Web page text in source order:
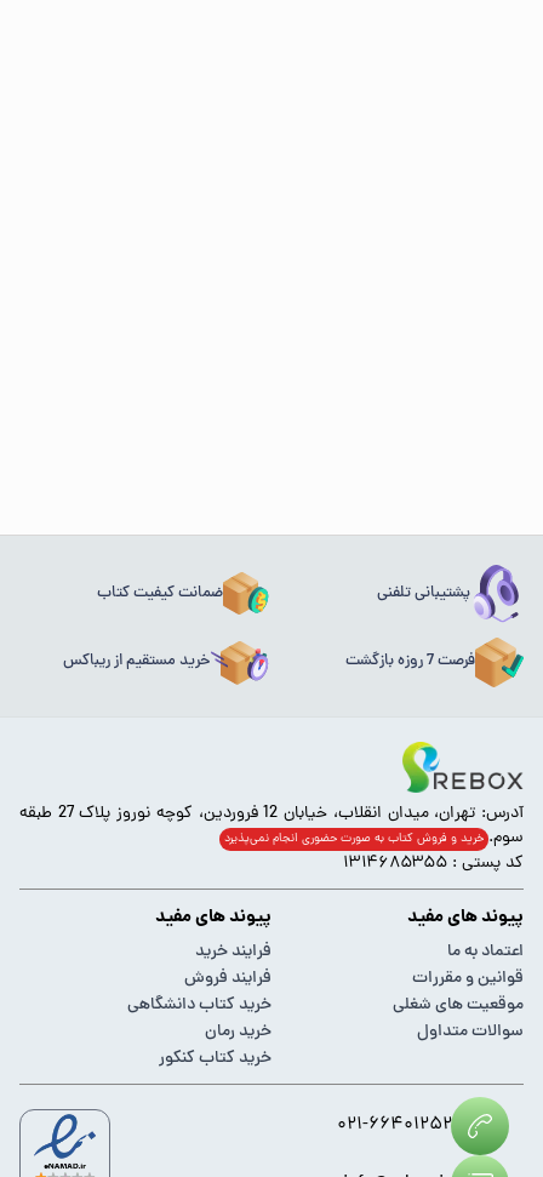
پشتیبانی تلفنی ضمانت کیفیت کتاب
فرصت 7 روزه بازگشت خرید مستقیم از ریباکس
آدرس: تهران، میدان انقلاب، خیابان 12 فروردین، کوچه نوروز پلاک 27 طبقه
سوم. خرید و فروش کتاب به صورت حضوری انجام‌ نمی‌پذیرد
کد پستی : ۱۳۱۴۶۸۵۳۵۵
پیوند های مفید
اعتماد به ما
قوانین و مقررات
موقعیت های شغلی
سوالات متداول
پیوند های مفید
فرایند خرید
فرایند فروش
خرید کتاب دانشگاهی
خرید رمان
خرید کتاب کنکور
۰۲۱-۶۶۴۰۱۲۵۲